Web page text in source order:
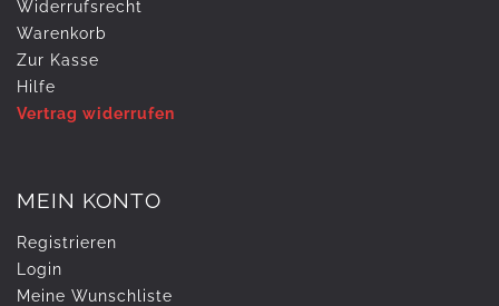
Widerrufs­recht
Warenkorb
Zur Kasse
Hilfe
Vertrag widerrufen
MEIN KONTO
Registrieren
Login
Meine Wunschliste